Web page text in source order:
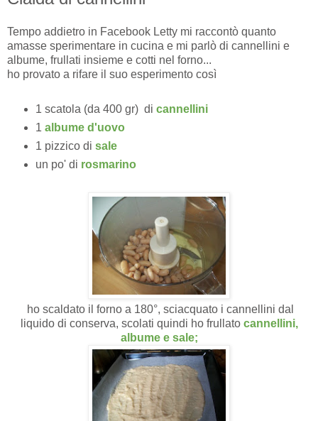
Tempo addietro in Facebook Letty mi raccontò quanto
amasse sperimentare in cucina e mi parlò di cannellini e
albume, frullati insieme e cotti nel forno...
ho provato a rifare il suo esperimento così
1 scatola (da 400 gr) di cannellini
1 albume d'uovo
1 pizzico di sale
un po' di rosmarino
ho scaldato il forno a 180°, sciacquato i cannellini dal
liquido di conserva, scolati quindi ho frullato cannellini,
albume e sale;